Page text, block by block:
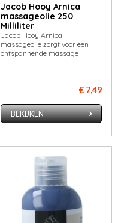
Jacob Hooy Arnica
massageolie 250
Milliliter
Jacob Hooy Arnica
massageolie zorgt voor een
ontspannende massage
€ 7,49
BEKIJKEN